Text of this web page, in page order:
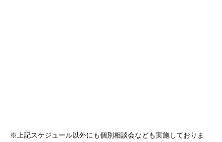
※上記スケジュール以外にも個別相談会なども実施しておりま